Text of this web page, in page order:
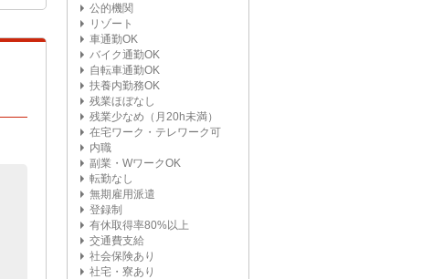
公的機関
リゾート
車通勤OK
バイク通勤OK
自転車通勤OK
扶養内勤務OK
残業ほぼなし
残業少なめ（月20h未満）
在宅ワーク・テレワーク可
内職
副業・WワークOK
転勤なし
無期雇用派遣
登録制
有休取得率80%以上
交通費支給
社会保険あり
社宅・寮あり